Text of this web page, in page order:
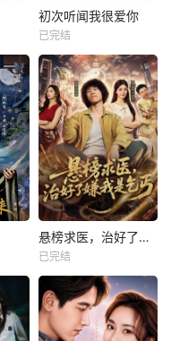
初次听闻我很爱你
已完结
悬榜求医，治好了嫌我是乞丐
已完结